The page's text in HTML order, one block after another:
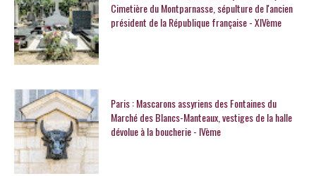
Cimetière du Montparnasse, sépulture de l'ancien
président de la République française - XIVème
Paris : Mascarons assyriens des Fontaines du
Marché des Blancs-Manteaux, vestiges de la halle
dévolue à la boucherie - IVème